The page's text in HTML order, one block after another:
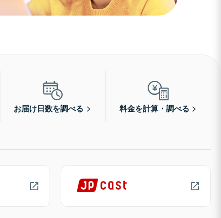
お届け日数を調べる 料金を計算・調べる